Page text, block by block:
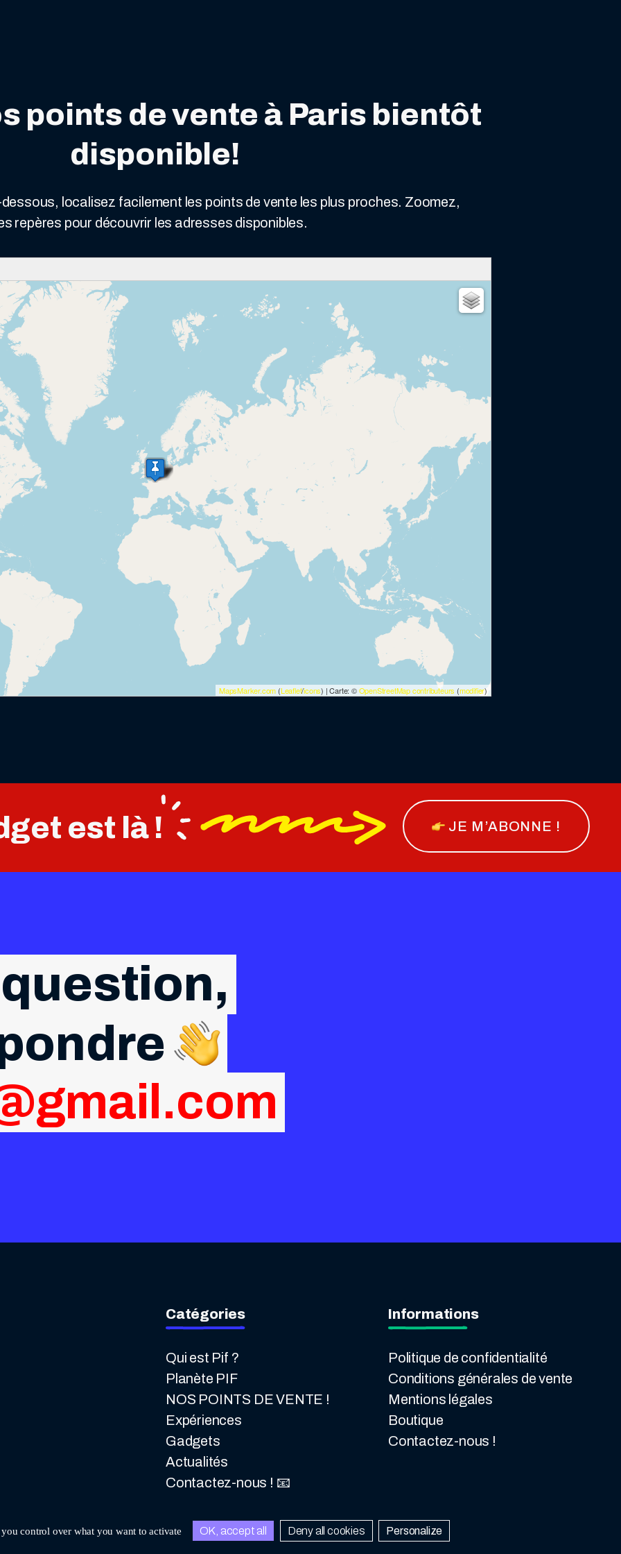
points de vente à Paris bientôt
disponible!
localisez facilement les points de vente les plus proches. Zoomez,
repères pour découvrir les adresses disponibles.
MapsMarker.com (Leaflet/icons) | Carte: ©OpenStreetMap contributeurs (modifier)
est là ! JE M’ABONNE !
Catégories
Qui est Pif ?
Planète PIF
NOS POINTS DE VENTE !
Expériences
Gadgets
Actualités
Contactez-nous ! 📧
Informations
Politique de confidentialité
Conditions générales de vente
Mentions légales
Boutique
Contactez-nous !
control over what you want to activate OK, accept all Deny all cookies Personalize